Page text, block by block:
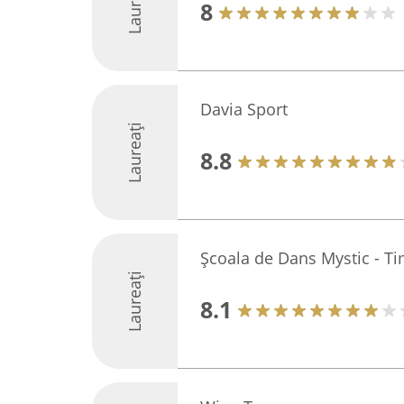
8
Laureați
Davia Sport
8.8
Laureați
Şcoala de Dans Mystic -
8.1